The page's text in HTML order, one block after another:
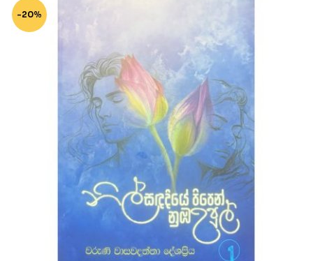
-20%